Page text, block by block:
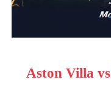
🔥 Aston Villa